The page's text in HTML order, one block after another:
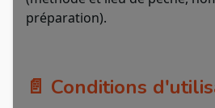
préparation).
📄 Conditions